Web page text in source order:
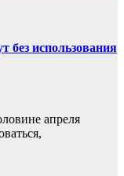
без использования
апреля